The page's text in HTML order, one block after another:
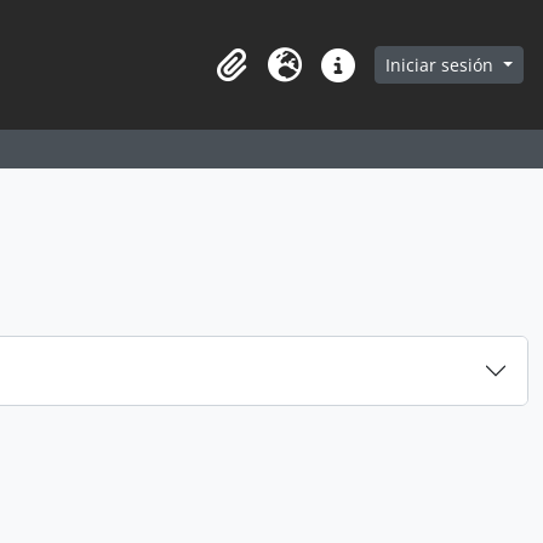
in browse page
Portapapeles
Idioma Enlaces rápidos
Iniciar sesión